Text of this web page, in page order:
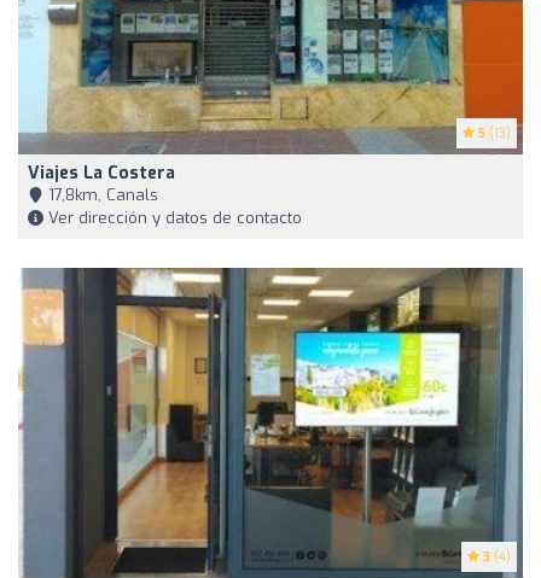
5 (13)
Viajes La Costera
17,8km, Canals
Ver dirección y datos de contacto
3 (4)